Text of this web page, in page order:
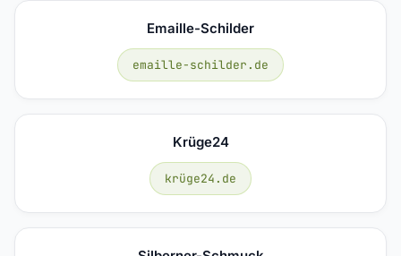
Emaille-Schilder
emaille-schilder.de
Krüge24
krüge24.de